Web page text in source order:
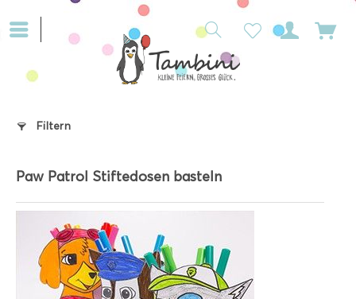
Filtern
Paw Patrol Stiftedosen basteln